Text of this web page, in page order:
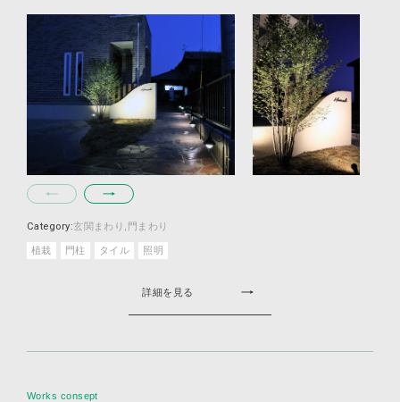
Category:玄関まわり 門まわり
植栽 門柱 タイル 照明
詳細を見る
Works consept